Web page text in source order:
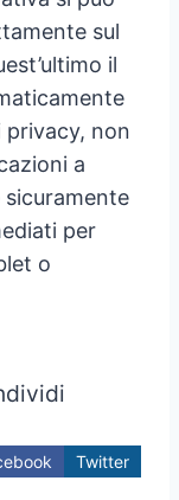
sul
il
privacy, non
a
sicuramente
per
o
Twitter